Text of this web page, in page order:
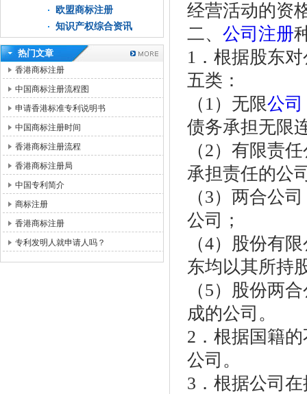
欧盟商标注册
知识产权综合资讯
热门文章
香港商标注册
中国商标注册流程图
申请香港标准专利说明书
中国商标注册时间
香港商标注册流程
香港商标注册局
中国专利简介
商标注册
香港商标注册
专利发明人就申请人吗？
经营活动的资
二、 公司注册
1．根据股东
五类：
（1）无限公司
债务承担无限
（2）有限责
承担责任的公
（3）两合公
公司；
（4）股份有
东均以其所持
（5）股份两
成的公司。
2．根据国籍
公司。
3．根据公司